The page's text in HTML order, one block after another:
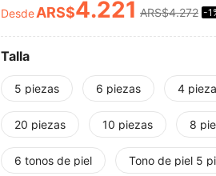
PRICE AND
DesdeARS$4.221 ARS$4.272 -
Talla
5 piezas 6 piezas 4
20 piezas 10 piezas 8
6 tonos de piel Tono de piel 5